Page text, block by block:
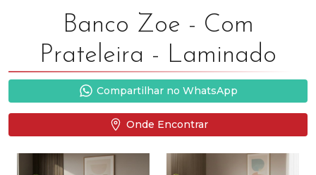
Banco Zoe - Com
Prateleira - Laminado
Compartilhar no WhatsApp
Onde Encontrar